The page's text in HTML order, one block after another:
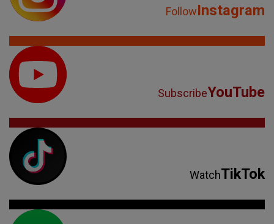
FollowInstagram
SubscribeYouTube
WatchTikTok